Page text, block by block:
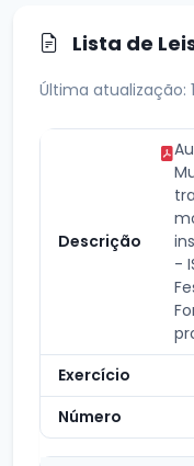
Lista de
Última atualização:
-